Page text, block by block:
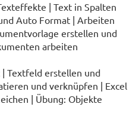
| Text in Spalten
Auto Format | Arbeiten
erstellen und
arbeiten
Textfeld erstellen und
und verknüpfen | Excel
| Übung: Objekte